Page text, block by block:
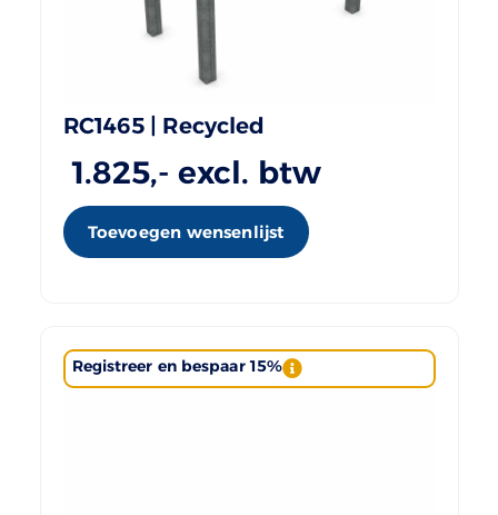
RC1465 | Recycled
1.825,- excl. btw
Toevoegen wensenlijst
Registreer en bespaar 15%